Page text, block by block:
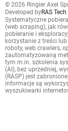
© 2026 Ringier Axel
Developed byRAS Tech
Systematyczne
(web scraping), jak
pobieranie i
korzystanie z treści
roboty, web crawlers,
zautomatyzowaną
tym m.in. szkolenia
(AI), bez uprzedniej,
(RASP) jest
informacje są
wyszukiwarki